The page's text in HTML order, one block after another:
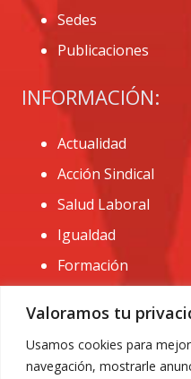
Valoramos tu
Usamos cookies para
navegación, mostrarle
Sedes
Publicaciones
INFORMACIÓN:
Actualidad
Acción Sindical
Salud Laboral
Igualdad
Formación
CONTACTO:
968 25 01 20